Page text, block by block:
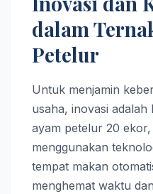
dalam
Petelur
Untuk menjamin
usaha, inovasi
ayam petelur 20 ekor,
menggunakan
tempat makan
menghemat waktu